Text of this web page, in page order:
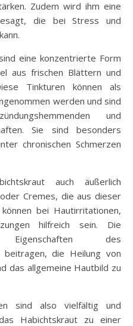
Zudem wird ihm eine
die bei Stress und
eine konzentrierte Form
aus frischen Blättern und
Tinkturen können als
werden und sind
und
Sie sind besonders
chronischen Schmerzen
auch äußerlich
Cremes, die aus dieser
bei Hautirritationen,
hilfreich sein. Die
Eigenschaften des
beitragen, die Heilung von
das allgemeine Hautbild zu
sind also vielfältig und
Habichtskraut zu einer